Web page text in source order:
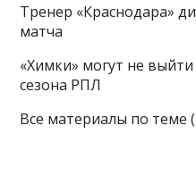
Тренер «Краснодара»
матча
«Химки» могут не
сезона РПЛ
Все материалы по теме